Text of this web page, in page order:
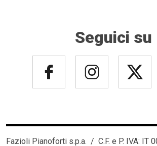
Seguici su
Fazioli Pianoforti s.p.a. / C.F. e P. IVA: IT